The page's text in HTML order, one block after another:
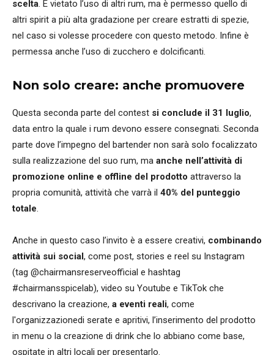
scelta . È vietato l’uso di altri rum, ma è permesso quello di
altri spirit a più alta gradazione per creare estratti di spezie,
nel caso si volesse procedere con questo metodo. Infine è
permessa anche l’uso di zucchero e dolcificanti.
Non solo creare: anche promuovere
Questa seconda parte del contest si conclude il 31 luglio,
data entro la quale i rum devono essere consegnati. Seconda
parte dove l’impegno del bartender non sarà solo focalizzato
sulla realizzazione del suo rum, ma anche nell’attività di
promozione online e offline del prodotto attraverso la
propria comunità, attività che varrà il 40% del punteggio
totale
Anche in questo caso l’invito è a essere creativi, combinando
attività sui social, come post, stories e reel su Instagram
(tag @chairmansreserveofficial e hashtag
#chairmansspicelab), video su Youtube e TikTok che
descrivano la creazione, a eventi reali, come
l'organizzazionedi serate e apritivi, l’inserimento del prodotto
in menu o la creazione di drink che lo abbiano come base,
ospitate in altri locali per presentarlo.